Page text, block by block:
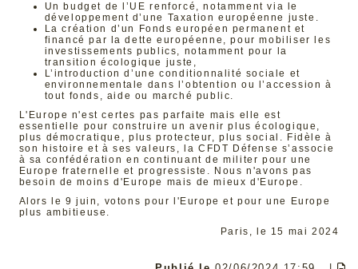
Un budget de l’UE renforcé, notamment via le
développement d’une Taxation européenne juste.
La création d’un Fonds européen permanent et
financé par la dette européenne, pour mobiliser les
investissements publics, notamment pour la
transition écologique juste,
L’introduction d’une conditionnalité sociale et
environnementale dans l’obtention ou l’accession à
tout fonds, aide ou marché public.
L'Europe n'est certes pas parfaite mais elle est
essentielle pour construire un avenir plus écologique,
plus démocratique, plus protecteur, plus social. Fidèle à
son histoire et à ses valeurs, la CFDT Défense s’associe
à sa confédération en continuant de militer pour une
Europe fraternelle et progressiste. Nous n'avons pas
besoin de moins d'Europe mais de mieux d'Europe.
Alors le 9 juin, votons pour l'Europe et pour une Europe
plus ambitieuse.
Paris, le 15 mai 2024